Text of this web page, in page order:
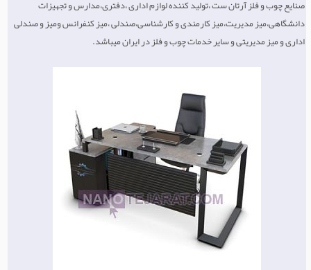
صنایع چوب و فلز آرتان ست ،تولید کننده لوازم اداری ،دفتری،مدارس و تجهیزات
دانشگاهی،میز مدیریت،میز کارمندی و کارشناسی،صندلی ،میز کنفرانس ومیز و صندلی
اداری و میز مدیریتی و سایر خدمات چوب و فلز در ایران میباشد.